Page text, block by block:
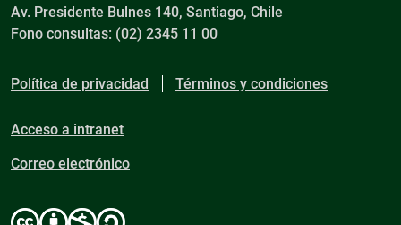
Av. Presidente Bulnes 140, Santiago, Chile
Fono consultas: (02) 2345 11 00
Política de privacidad Términos y condiciones
Acceso a intranet
Correo electrónico